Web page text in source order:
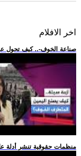
اخر الافلام
.. -صناعة الخوف-.. كيف تحول
.. منظمات حقوقية تنشر أدلة